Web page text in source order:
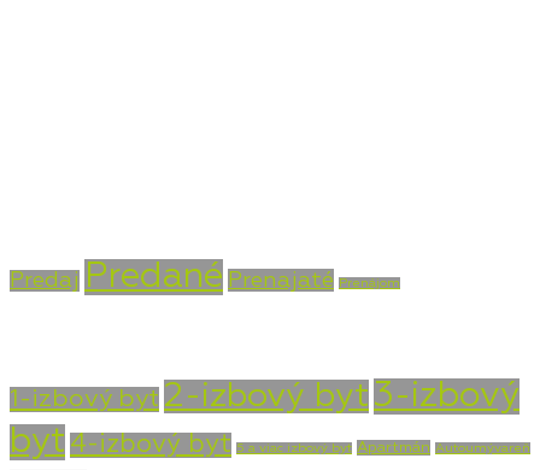
Predaj Predané Prenajaté Prenájom
1-izbový byt 2-izbový byt 3-izbový
byt 4-izbový byt 5 a viac izbový byt Apartmán Autoumývareň